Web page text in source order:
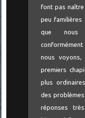
font pas
peu familières
que nous
nous
premiers
plus
des
réponses